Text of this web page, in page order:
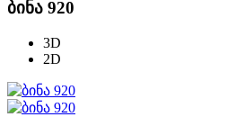
ბინა 920
3D
2D